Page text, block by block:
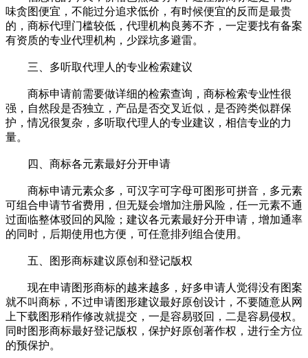
味贪图便宜，不能过分追求低价，有时候便宜的反而是最贵
的，商标代理门槛较低，代理机构良莠不齐，一定要找有备案
有资质的专业代理机构，少踩坑多避雷。
三、多听取代理人的专业检索建议
商标申请前需要做详细的检索查询，商标检索专业性很
强，自然段是否独立，产品是否交叉近似，是否跨类似群保
护，情况很复杂，多听取代理人的专业建议，相信专业的力
量。
四、商标各元素最好分开申请
商标申请元素众多，可汉字可字母可图形可拼音，多元素
可组合申请节省费用，但无疑会增加注册风险，任一元素不通
过面临整体驳回的风险；建议各元素最好分开申请，增加通率
的同时，后期使用也方便，可任意排列组合使用。
五、图形商标建议原创和登记版权
现在申请图形商标的越来越多，好多申请人觉得没有图案
就不叫商标，不过申请图形建议最好原创设计，不要随意从网
上下载图形稍作修改就提交，一是容易驳回，二是容易侵权。
同时图形商标最好登记版权，保护好原创著作权，进行全方位
的预保护。